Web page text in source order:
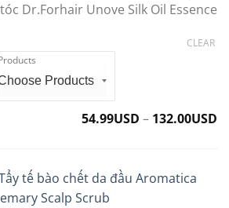
Dr.Forhair Unove Silk Oil Essence
CLEAR
54.99USD – 132.00USD
tế bào chết da đầu Aromatica
Scalp Scrub